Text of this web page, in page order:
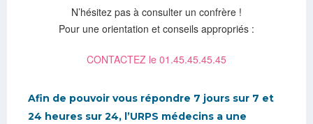
N’hésitez pas à consulter un confrère !
Pour une orientation et conseils appropriés :
CONTACTEZ le 01.45.45.45.45
Afin de pouvoir vous répondre 7 jours sur 7 et
24 heures sur 24, l’URPS médecins a une